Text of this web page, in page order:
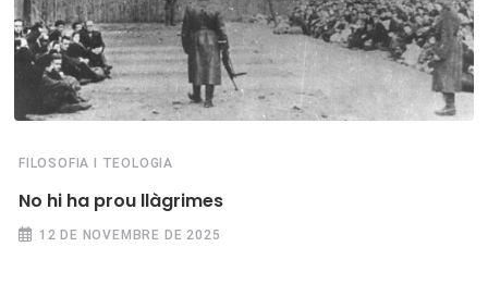
FILOSOFIA I TEOLOGIA
No hi ha prou llàgrimes
12 DE NOVEMBRE DE 2025